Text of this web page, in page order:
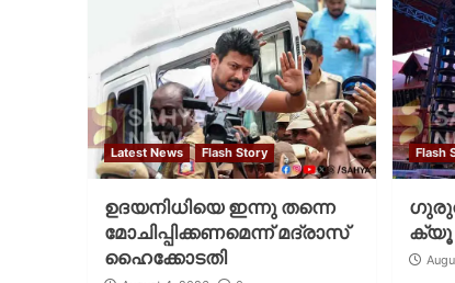
Latest News Flash Story
ഉദയനിധിയെ ഇന്നു തന്നെ
മോചിപ്പിക്കണമെന്ന് മദ്രാസ്
ഹൈക്കോടതി
Flash
ക്യൂ